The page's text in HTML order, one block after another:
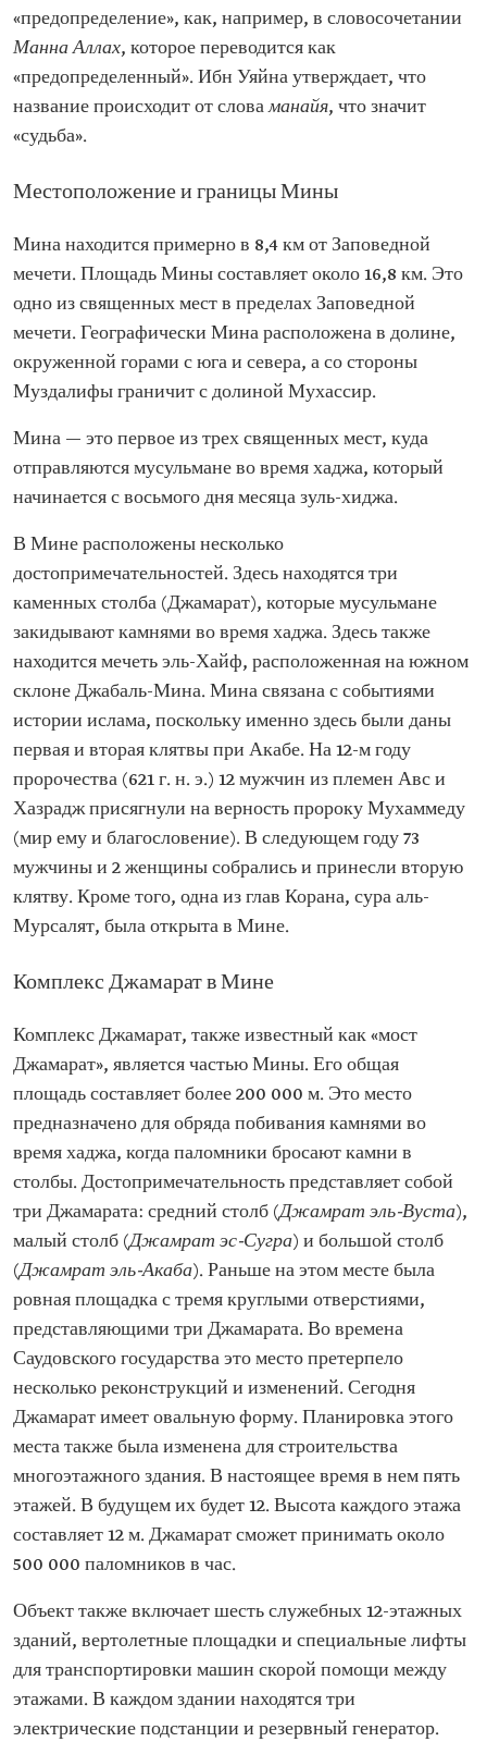
«предопределение», как, например, в словосочетании
Манна Аллах, которое переводится как
«предопределенный». Ибн Уяйна утверждает, что
название происходит от словаманайя, что значит
«судьба».
Местоположение и границы Мины
Мина находится примерно в 8,4 км от Заповедной
мечети. Площадь Мины составляет около 16,8 км. Это
одно из священных мест в пределах Заповедной
мечети. Географически Мина расположена в долине,
окруженной горами с юга и севера, а со стороны
Муздалифы граничит с долиной Мухассир.
Мина — это первое из трех священных мест, куда
отправляются мусульмане во время хаджа, который
начинается с восьмого дня месяца зуль-хиджа.
В Мине расположены несколько
достопримечательностей. Здесь находятся три
каменных столба (Джамарат), которые мусульмане
закидывают камнями во время хаджа. Здесь также
находится мечеть эль-Хайф, расположенная на южном
склоне Джабаль-Мина. Мина связана с событиями
истории ислама, поскольку именно здесь были даны
первая и вторая клятвы при Акабе. На 12-м году
пророчества (621 г. н. э.) 12 мужчин из племен Авс и
Хазрадж присягнули на верность пророку Мухаммеду
(мир ему и благословение). В следующем году 73
мужчины и 2 женщины собрались и принесли вторую
клятву. Кроме того, одна из глав Корана, сура аль-
Мурсалят, была открыта в Мине.
Комплекс Джамарат в Мине
Комплекс Джамарат, также известный как «мост
Джамарат», является частью Мины. Его общая
площадь составляет более 200 000 м. Это место
предназначено для обряда побивания камнями во
время хаджа, когда паломники бросают камни в
столбы. Достопримечательность представляет собой
три Джамарата: средний столб (Джамрат эль-Вуста),
малый столб (Джамрат эс-Сугра) и большой столб
(Джамрат эль-Акаба). Раньше на этом месте была
ровная площадка с тремя круглыми отверстиями,
представляющими три Джамарата. Во времена
Саудовского государства это место претерпело
несколько реконструкций и изменений. Сегодня
Джамарат имеет овальную форму. Планировка этого
места также была изменена для строительства
многоэтажного здания. В настоящее время в нем пять
этажей. В будущем их будет 12. Высота каждого этажа
составляет 12 м. Джамарат сможет принимать около
500 000 паломников в час.
Объект также включает шесть служебных 12-этажных
зданий, вертолетные площадки и специальные лифты
для транспортировки машин скорой помощи между
этажами. В каждом здании находятся три
электрические подстанции и резервный генератор.